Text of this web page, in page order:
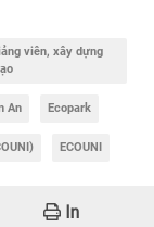
viên, xây dựng
An Ecopark
ECOUNI
In